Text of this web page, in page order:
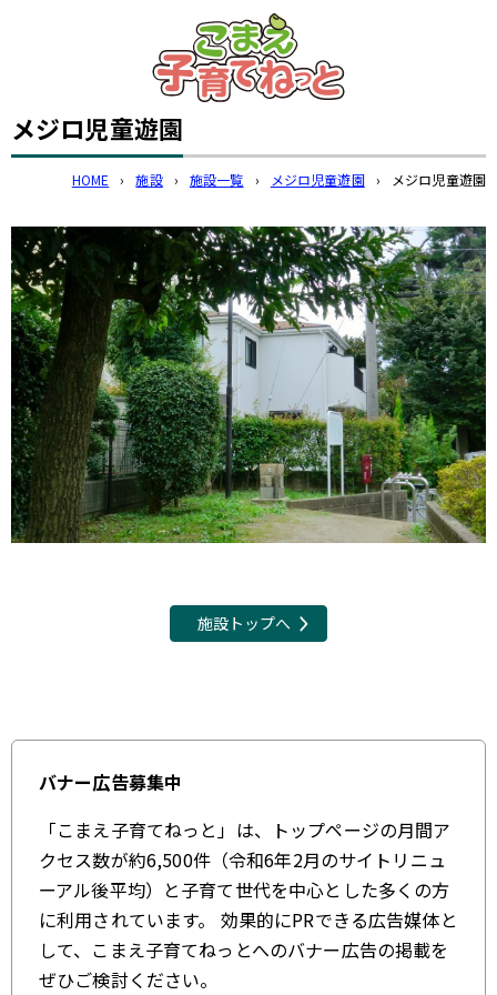
このページの本文へ
メジロ児童遊園
HOME › 施設 › 施設一覧 › メジロ児童遊園 › メジロ児童遊園
施設トップへ
バナー広告募集中
「こまえ子育てねっと」は、トップページの月間ア
クセス数が約6,500件（令和6年2月のサイトリニュ
ーアル後平均）と子育て世代を中心とした多くの方
に利用されています。 効果的にPRできる広告媒体と
して、こまえ子育てねっとへのバナー広告の掲載を
ぜひご検討ください。